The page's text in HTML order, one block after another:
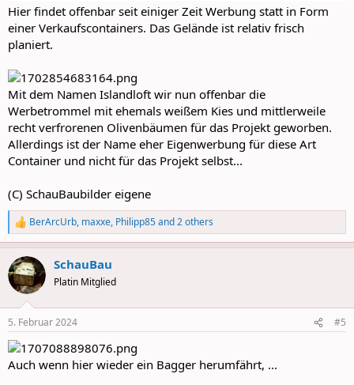
Hier findet offenbar seit einiger Zeit Werbung statt in Form
einer Verkaufscontainers. Das Gelände ist relativ frisch
planiert.
Mit dem Namen Islandloft wir nun offenbar die
Werbetrommel mit ehemals weißem Kies und mittlerweile
recht verfrorenen Olivenbäumen für das Projekt geworben.
Allerdings ist der Name eher Eigenwerbung für diese Art
Container und nicht für das Projekt selbst...
(C) SchauBaubilder eigene
R
e
a
c
t
i
s
:
BerArcUrb, maxxe, Philipp85and 2 others
SchauBau
Platin Mitglied
5. Februar 2024 #5
Auch wenn hier wieder ein Bagger herumfährt, ...